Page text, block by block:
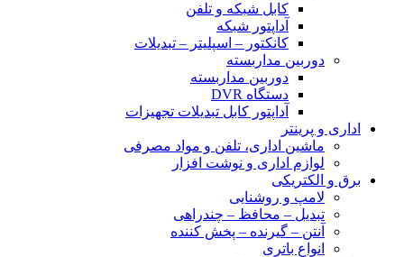
کابل شبکه و تلفن
آداپتور شبکه
کانکتور – اسپلیتر – تبدیلات
دوربین مداربسته
دوربین مداربسته
دستگاه DVR
آداپتور کابل تبدیلات تجهیزات
اداری و پرینتر
ماشین اداری، تلفن و مواد مصرفی
لوازم اداری و نوشت افزار
برق و الکتریکی
لامپ و روشنایی
تبدیل – محافظ – چندراهی
آنتن – گیرنده – پخش کننده
انواع باتری